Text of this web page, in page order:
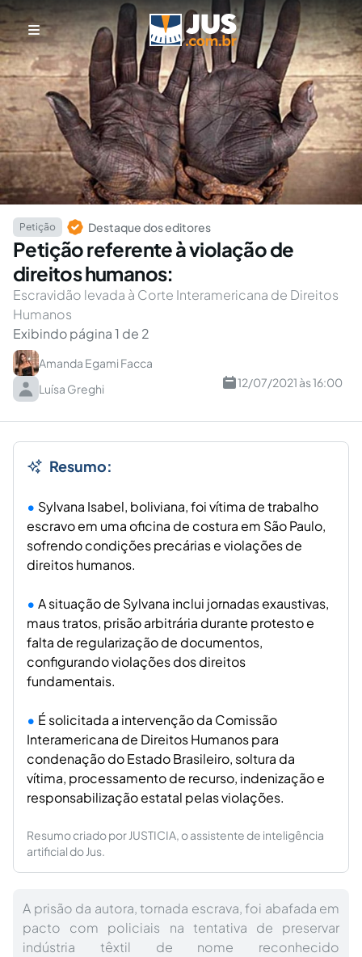
Petição Destaque dos editores
Petição referente à violação de
direitos humanos:
Escravidão levada à Corte Interamericana de Direitos
Humanos
Exibindo página 1 de 2
Amanda Egami Facca
Luísa Greghi
12/07/2021 às 16:00
Resumo:
Sylvana Isabel, boliviana, foi vítima de trabalho
escravo em uma oficina de costura em São Paulo,
sofrendo condições precárias e violações de
direitos humanos.
A situação de Sylvana inclui jornadas exaustivas,
maus tratos, prisão arbitrária durante protesto e
falta de regularização de documentos,
configurando violações dos direitos
fundamentais.
É solicitada a intervenção da Comissão
Interamericana de Direitos Humanos para
condenação do Estado Brasileiro, soltura da
vítima, processamento de recurso, indenização e
responsabilização estatal pelas violações.
Resumo criado por JUSTICIA, o assistente de inteligência
artificial do Jus.
A prisão da autora, tornada escrava, foi abafada em
pacto com policiais na tentativa de preservar
indústria têxtil de nome reconhecido